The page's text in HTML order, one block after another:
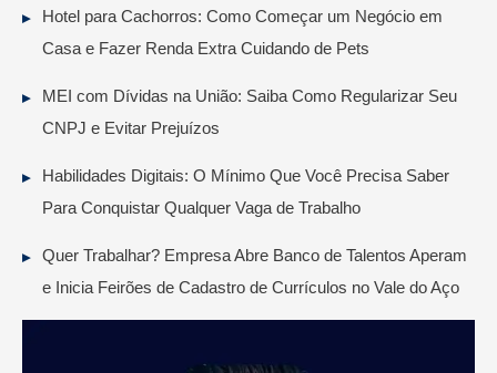
Hotel para Cachorros: Como Começar um Negócio em
Casa e Fazer Renda Extra Cuidando de Pets
MEI com Dívidas na União: Saiba Como Regularizar Seu
CNPJ e Evitar Prejuízos
Habilidades Digitais: O Mínimo Que Você Precisa Saber
Para Conquistar Qualquer Vaga de Trabalho
Quer Trabalhar? Empresa Abre Banco de Talentos Aperam
e Inicia Feirões de Cadastro de Currículos no Vale do Aço